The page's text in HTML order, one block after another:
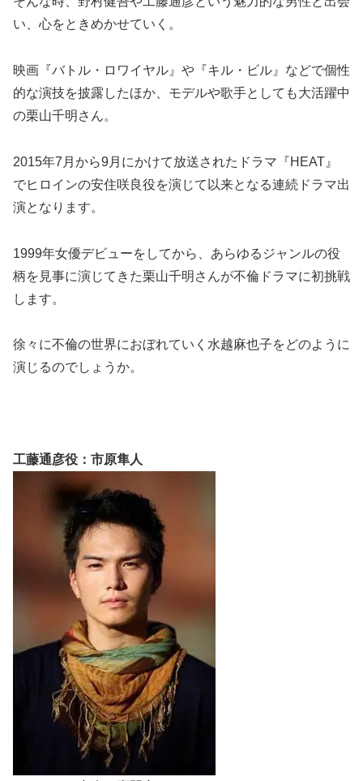
い、心をときめかせていく。
映画『バトル・ロワイヤル』や『キル・ビル』などで個性
的な演技を披露したほか、モデルや歌手としても大活躍中
の栗山千明さん。
2015年7月から9月にかけて放送されたドラマ『HEAT』
でヒロインの安住咲良役を演じて以来となる連続ドラマ出
演となります。
1999年女優デビューをしてから、あらゆるジャンルの役
柄を見事に演じてきた栗山千明さんが不倫ドラマに初挑戦
します。
徐々に不倫の世界におぼれていく水越麻也子をどのように
演じるのでしょうか。
工藤通彦役：市原隼人